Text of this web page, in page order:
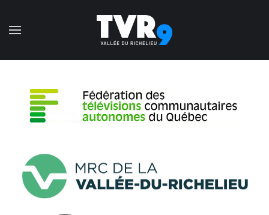
Accéder au contenu principal